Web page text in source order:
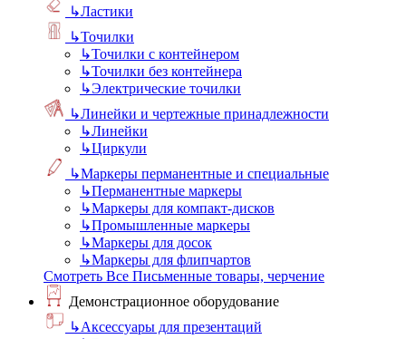
↳Ластики
↳Точилки
↳Точилки с контейнером
↳Точилки без контейнера
↳Электрические точилки
↳Линейки и чертежные принадлежности
↳Линейки
↳Циркули
↳Маркеры перманентные и специальные
↳Перманентные маркеры
↳Маркеры для компакт-дисков
↳Промышленные маркеры
↳Маркеры для досок
↳Маркеры для флипчартов
Смотреть Все Письменные товары, черчение
Демонстрационное оборудование
↳Аксессуары для презентаций